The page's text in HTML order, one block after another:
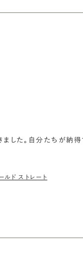
した。自分たちが納
ルド ストレート